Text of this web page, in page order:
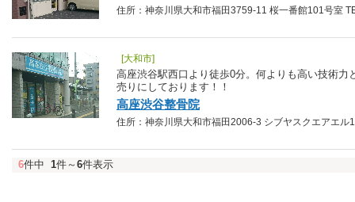
住所：神奈川県大和市福田3759-11 桜一番館101号室
[大和市]
高座渋谷駅西口より徒歩0分。何よりも高い技術力
売りにしております！！
高座渋谷整骨院
住所：神奈川県大和市福田2006-3 シブヤスクエアエル
6件中 1件～ 6件表示